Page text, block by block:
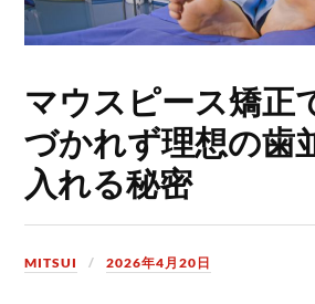
マウスピース矯正
づかれず理想の歯
入れる秘密
MITSUI 2026年4月20日